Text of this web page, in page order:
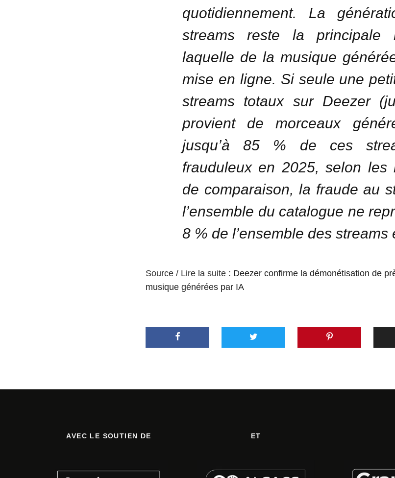
quotidiennement. La
streams reste la principale
laquelle de la musique
mise en ligne. Si seule une
streams totaux sur Deezer
provient de morceaux
jusqu’à 85 % de ces
frauduleux en 2025, selon les
de comparaison, la fraude au
l’ensemble du catalogue ne
8 % de l’ensemble des streams
Source / Lire la suite : Deezer confirme la démonétisation de
musique générées par IA
AVEC LE SOUTIEN DE ET